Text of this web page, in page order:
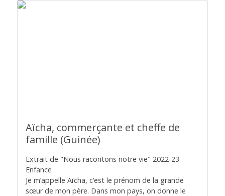
Aïcha, commerçante et cheffe de
famille (Guinée)
Extrait de "Nous racontons notre vie" 2022-23
Enfance
Je m’appelle Aïcha, c’est le prénom de la grande
sœur de mon père. Dans mon pays, on donne le